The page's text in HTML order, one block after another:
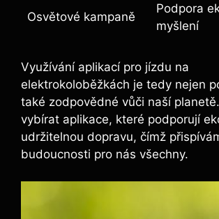
Osvětové kampaně
Podpora
myšlení
Využívání aplikací pro jízdu na
elektrokoloběžkách je tedy nejen
také zodpovědné vůči naší
vybírat aplikace, které podporují
udržitelnou dopravu, čímž
budoucnosti pro nás všechny.